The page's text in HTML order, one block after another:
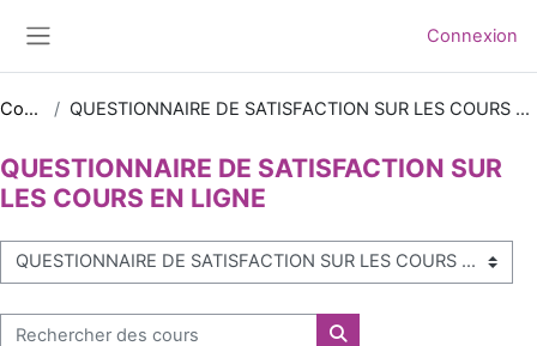
Connexion
Cours QUESTIONNAIRE DE SATISFACTION SUR LES COURS EN LIGNE
QUESTIONNAIRE DE SATISFACTION SUR
LES COURS EN LIGNE
Catégories de cours
Rechercher des cours